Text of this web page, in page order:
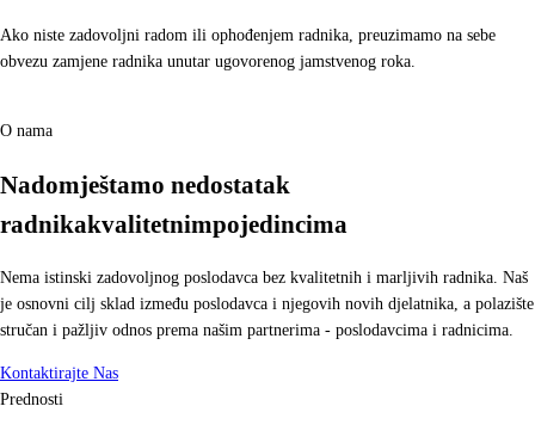
Ako niste zadovoljni radom ili ophođenjem radnika, preuzimamo na sebe
obvezu zamjene radnika unutar ugovorenog jamstvenog roka.
O nama
Nadomještamo nedostatak
radnikakvalitetnimpojedincima
Nema istinski zadovoljnog poslodavca bez kvalitetnih i marljivih radnika. Naš
je osnovni cilj sklad između poslodavca i njegovih novih djelatnika, a polazište
stručan i pažljiv odnos prema našim partnerima - poslodavcima i radnicima.
Kontaktirajte Nas
Prednosti